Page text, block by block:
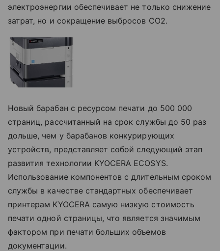
электроэнергии обеспечивает не только снижение
затрат, но и сокращение выбросов CO2.
Новый барабан с ресурсом печати до 500 000
страниц, рассчитанный на срок службы до 50 раз
дольше, чем у барабанов конкурирующих
устройств, представляет собой следующий этап
развития технологии KYOCERA ECOSYS.
Использование компонентов с длительным сроком
службы в качестве стандартных обеспечивает
принтерам KYOCERA самую низкую стоимость
печати одной страницы, что является значимым
фактором при печати больших объемов
документации.